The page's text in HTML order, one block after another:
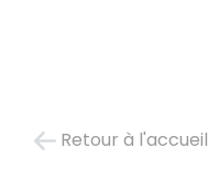
Retour à l'accueil